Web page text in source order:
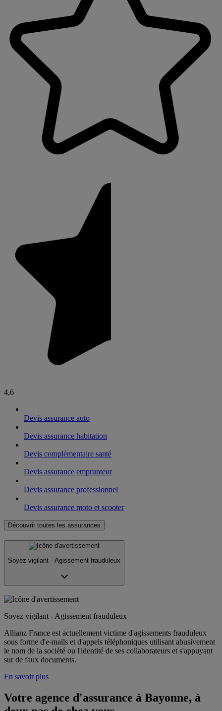
4,6
Devis assurance auto
Devis assurance habitation
Devis complémentaire santé
Devis assurance emprunteur
Devis assurance professionnel
Devis assurance moto et scooter
Découvrir toutes les assurances
Soyez vigilant - Agissement frauduleux
Soyez vigilant - Agissement frauduleux
Allianz France est actuellement victime d'agissements frauduleux
sous forme d'e-mails et d'appels téléphoniques utilisant abusivement
le nom de la société ou l'identité de ses collaborateurs et s'appuyant
sur de faux documents.
En savoir plus
Votre agence d'assurance à Bayonne, à